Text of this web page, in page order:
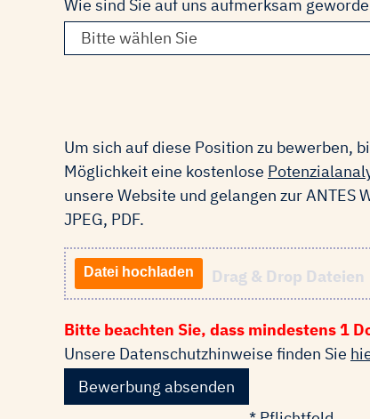
Wie sind Sie auf uns aufmerksam
Bitte wählen Sie
Um sich auf diese Position zu bewerben,
Möglichkeit eine kostenlose
unsere Website und gelangen zur ANTES
JPEG, PDF.
Datei hochladen Drag & Drop Dateien
Bitte beachten Sie, dass mindestens 1
Unsere Datenschutzhinweise finden Sie
Bewerbung absenden